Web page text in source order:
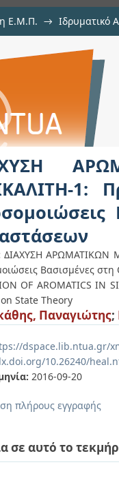
Ε.Μ.Π. → Ιδρυματικό
ΜΟΡΙΩΝ
1:
ΔΙΑΧΥΣΗ ΑΡΩΜΑΤΙΚΩΝ
Βασισμένες
OF AROMATICS
State Theory
Παναγιώτης;
dspace.lib.ntua.gr/
10.26240/
2016-09-20
πλήρους εγγραφής
σε αυτό το